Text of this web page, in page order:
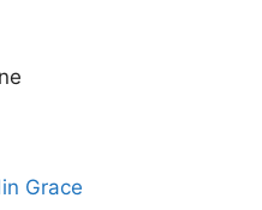
Grace